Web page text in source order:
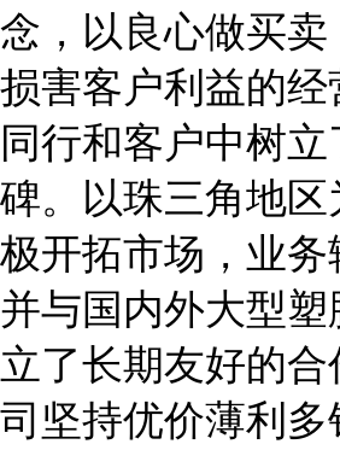
念，以良心做买
损害客户利益的经
同行和客户中树立
碑。以珠三角地区
极开拓市场，业务
并与国内外大型塑
立了长期友好的
司坚持优价薄利多